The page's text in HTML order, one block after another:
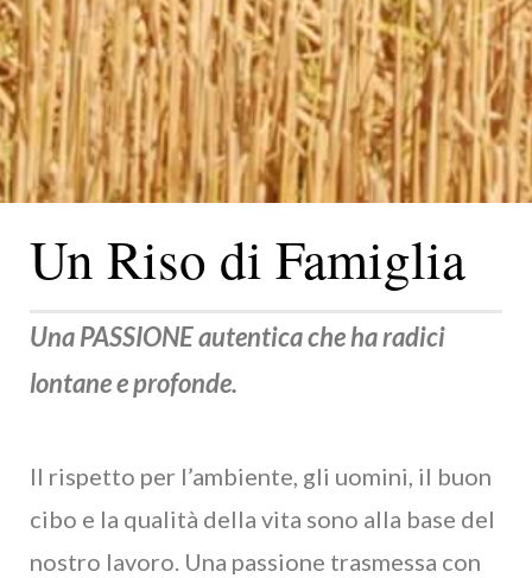
Un Riso di Famiglia
Una PASSIONE autenticache ha radici
lontane e profonde.
Il rispetto per l’ambiente, gli uomini, il buon
cibo e la qualità della vita sono alla base del
nostro lavoro. Una passione trasmessa con